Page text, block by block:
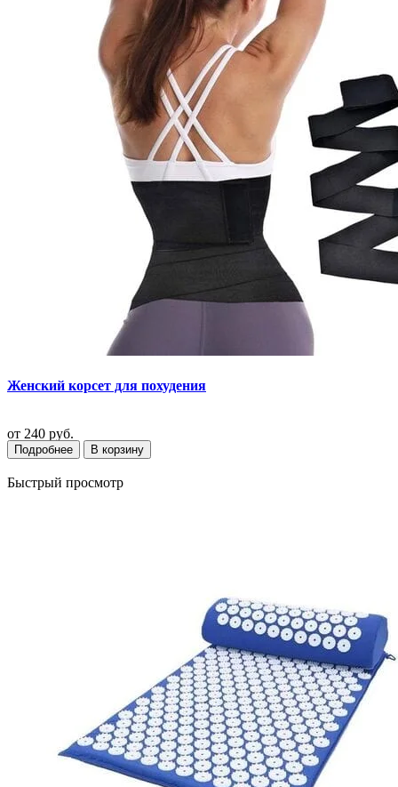
Женский корсет для похудения
от 240 руб.
Подробнее В корзину
Быстрый просмотр